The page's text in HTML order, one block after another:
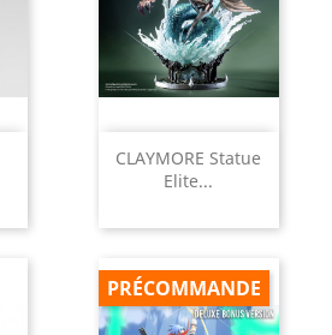
CLAYMORE Statue
Elite...
PRÉCOMMANDE